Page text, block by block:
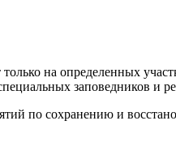
на определенных
заповедников и
по сохранению и